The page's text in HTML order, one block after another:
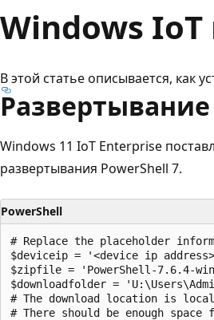
Windows
В этой статье описывается, как
Windows 11 IoT Enterprise
развертывания PowerShell 7.
PowerShell
# Replace the placeholder
$deviceip = '<device ip
$zipfile = 'PowerShell-7.6.4-
$downloadfolder =
# The download location is
# There should be enough